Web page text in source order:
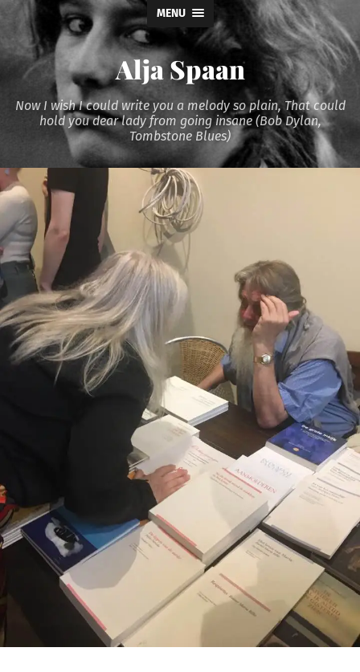
MENU
Alja Spaan
Now I wish I could write you a melody so plain, That could
hold you dear lady from going insane (Bob Dylan,
Tombstone Blues)